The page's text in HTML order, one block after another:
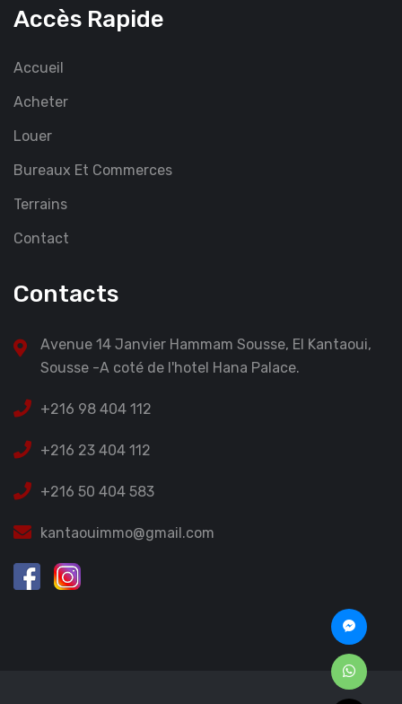
Accès Rapide
Accueil
Acheter
Louer
Bureaux Et Commerces
Terrains
Contact
Contacts
Avenue 14 Janvier Hammam Sousse, El Kantaoui,
Sousse -A coté de l'hotel Hana Palace.
+216 98 404 112
+216 23 404 112
+216 50 404 583
kantaouimmo@gmail.com